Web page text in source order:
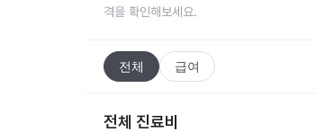
격을 확인해보세요.
전체 급여
전체 진료비